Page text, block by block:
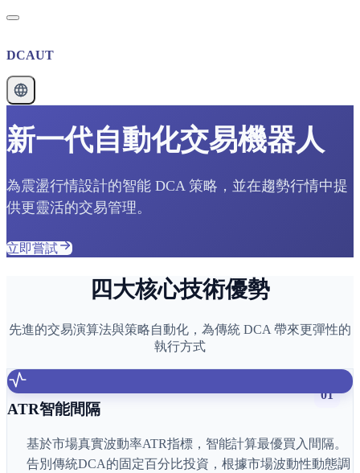
DCAUT
新一代自動化交易機器人
為震盪行情設計的智能 DCA 策略，並在趨勢行情中提
供更靈活的交易管理。
立即嘗試
四大核心技術優勢
先進的交易演算法與策略自動化，為傳統 DCA 帶來更彈性的
執行方式
01
ATR智能間隔
基於市場真實波動率ATR指標，智能計算最優買入間隔。
告別傳統DCA的固定百分比投資，根據市場波動性動態調